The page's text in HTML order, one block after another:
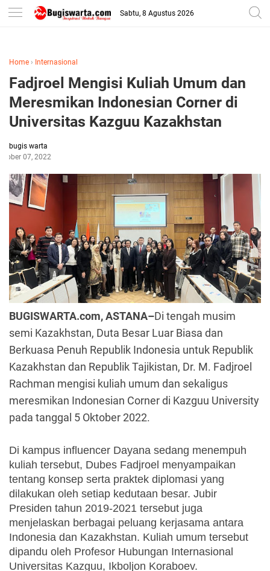
-->
Sabtu, 8 Agustus 2026
Home › Internasional
Fadjroel Mengisi Kuliah Umum dan
Meresmikan Indonesian Corner di
Universitas Kazguu Kazakhstan
bugis warta
07, 2022
BUGISWARTA.com, ASTANA–Di tengah musim
semi Kazakhstan, Duta Besar Luar Biasa dan
Berkuasa Penuh Republik Indonesia untuk Republik
Kazakhstan dan Republik Tajikistan, Dr. M. Fadjroel
Rachman mengisi kuliah umum dan sekaligus
meresmikan Indonesian Corner di Kazguu University
pada tanggal 5 Oktober 2022.
Di kampus influencer Dayana sedang menempuh
kuliah tersebut, Dubes Fadjroel menyampaikan
tentang konsep serta praktek diplomasi yang
dilakukan oleh setiap kedutaan besar. Jubir
Presiden tahun 2019-2021 tersebut juga
menjelaskan berbagai peluang kerjasama antara
Indonesia dan Kazakhstan. Kuliah umum tersebut
dipandu oleh Profesor Hubungan Internasional
Universitas Kazguu, Ikboljon Koraboev.